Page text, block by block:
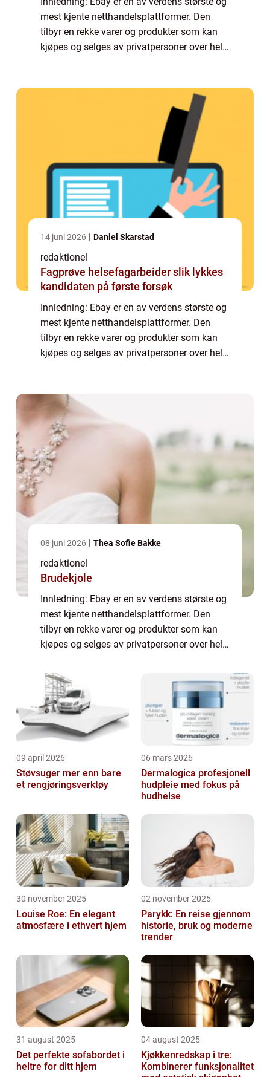
mest kjente netthandelsplattformer. Den
tilbyr en rekke varer og produkter som kan
kjøpes og selges av privatpersoner over hele
14 juni 2026 Daniel Skarstad
redaktionel
Fagprøve helsefagarbeider slik lykkes
kandidaten på første forsøk
Innledning: Ebay er en av verdens største og
mest kjente netthandelsplattformer. Den
tilbyr en rekke varer og produkter som kan
kjøpes og selges av privatpersoner over hele
08 juni 2026 Thea Sofie Bakke
redaktionel
Brudekjole
Innledning: Ebay er en av verdens største og
mest kjente netthandelsplattformer. Den
tilbyr en rekke varer og produkter som kan
kjøpes og selges av privatpersoner over hele
er det også mulig å gjøre kjøp s...
09 april 2026
Støvsuger mer enn bare
et rengjøringsverktøy
06 mars 2026
Dermalogica profesjonell
hudpleie med fokus på
hudhelse
30 november 2025
Louise Roe: En elegant
atmosfære i ethvert hjem
02 november 2025
Parykk: En reise gjennom
historie, bruk og moderne
trender
31 august 2025
Det perfekte sofabordet i
heltre for ditt hjem
04 august 2025
Kjøkkenredskap i tre:
Kombinerer funksjonalitet